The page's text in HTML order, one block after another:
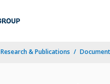
Research & Publications